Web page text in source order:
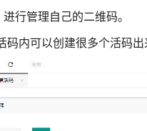
行管理自己的二维码。
内可以创建很多个活码出